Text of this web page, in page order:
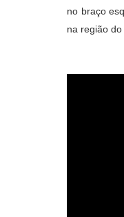
no braço
na região